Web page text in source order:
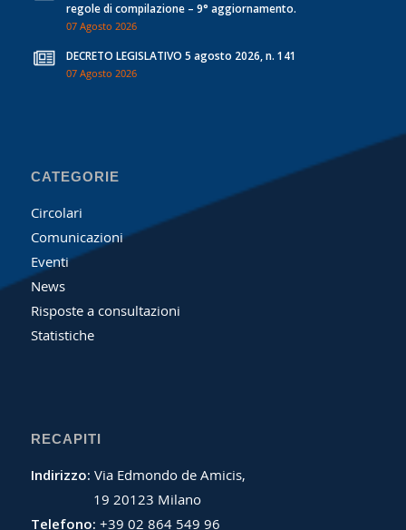
regole di compilazione – 9° aggiornamento.
07 Agosto 2026
DECRETO LEGISLATIVO 5 agosto 2026, n. 141
07 Agosto 2026
CATEGORIE
Circolari
Comunicazioni
Eventi
News
Risposte a consultazioni
Statistiche
RECAPITI
Indirizzo: Via Edmondo de Amicis,
19 20123 Milano
Telefono: +39 02 864 549 96